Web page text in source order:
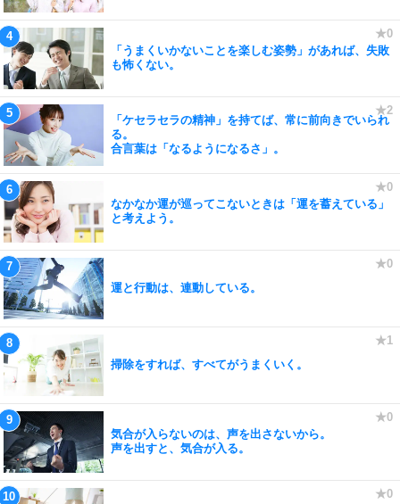
「うまくいかないことを楽しむ姿勢」があれば、失敗
も怖くない。
「ケセラセラの精神」を持てば、常に前向きでいられ
る。
合言葉は「なるようになるさ」。
なかなか運が巡ってこないときは「運を蓄えている」
と考えよう。
運と行動は、連動している。
掃除をすれば、すべてがうまくいく。
気合が入らないのは、声を出さないから。
声を出すと、気合が入る。